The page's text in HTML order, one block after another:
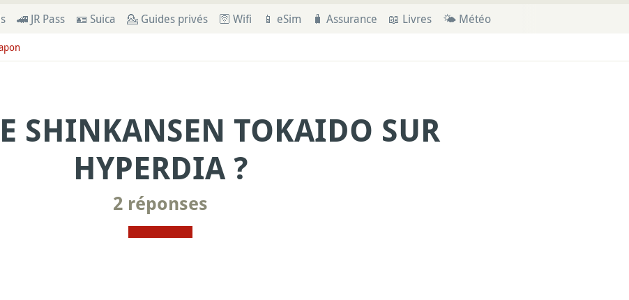
🚄 JR Pass 🪪 Suica 💁 Guides privés 🛜 Wifi 📱 eSim 🧳 Assurance 📖 Livres 🌤 Météo
SHINKANSEN TOKAIDO SUR
HYPERDIA ?
2 réponses